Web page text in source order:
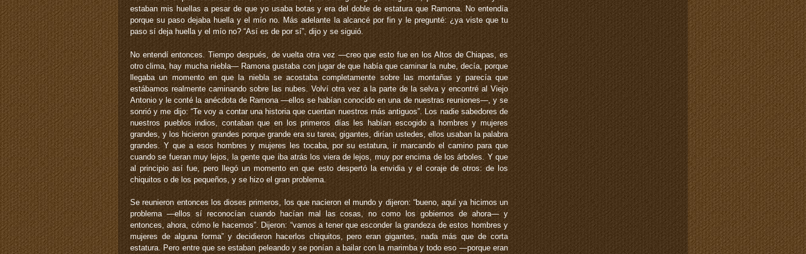
estaban mis huellas a pesar de que yo usaba botas y era del doble de estatura que Ramona. No entendía
porque su paso dejaba huella y el mío no. Más adelante la alcancé por fin y le pregunté: ¿ya viste que tu
paso sí deja huella y el mío no? “Así es de por sí”, dijo y se siguió.
No entendí entonces. Tiempo después, de vuelta otra vez —creo que esto fue en los Altos de Chiapas, es
otro clima, hay mucha niebla— Ramona gustaba con jugar de que había que caminar la nube, decía, porque
llegaba un momento en que la niebla se acostaba completamente sobre las montañas y parecía que
estábamos realmente caminando sobre las nubes. Volví otra vez a la parte de la selva y encontré al Viejo
Antonio y le conté la anécdota de Ramona —ellos se habían conocido en una de nuestras reuniones—, y se
sonrió y me dijo: “Te voy a contar una historia que cuentan nuestros más antiguos”. Los nadie sabedores de
nuestros pueblos indios, contaban que en los primeros días les habían escogido a hombres y mujeres
grandes, y los hicieron grandes porque grande era su tarea; gigantes, dirían ustedes, ellos usaban la palabra
grandes. Y que a esos hombres y mujeres les tocaba, por su estatura, ir marcando el camino para que
cuando se fueran muy lejos, la gente que iba atrás los viera de lejos, muy por encima de los árboles. Y que
al principio así fue, pero llegó un momento en que esto despertó la envidia y el coraje de otros: de los
chiquitos o de los pequeños, y se hizo el gran problema.
Se reunieron entonces los dioses primeros, los que nacieron el mundo y dijeron: “bueno, aquí ya hicimos un
problema —ellos sí reconocían cuando hacían mal las cosas, no como los gobiernos de ahora— y
entonces, ahora, cómo le hacemos”. Dijeron: “vamos a tener que esconder la grandeza de estos hombres y
mujeres de alguna forma” y decidieron hacerlos chiquitos, pero eran gigantes, nada más que de corta
estatura. Pero entre que se estaban peleando y se ponían a bailar con la marimba y todo eso —porque eran